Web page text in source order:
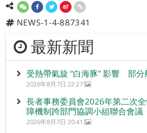
NEWS-1-4-887341
最新新聞
受熱帶氣旋 “白海豚” 影響 部分
2026年8月7日 22:27
長者事務委員會2026年第二次
障機制跨部門協調小組聯合會議
2026年8月7日 20:41